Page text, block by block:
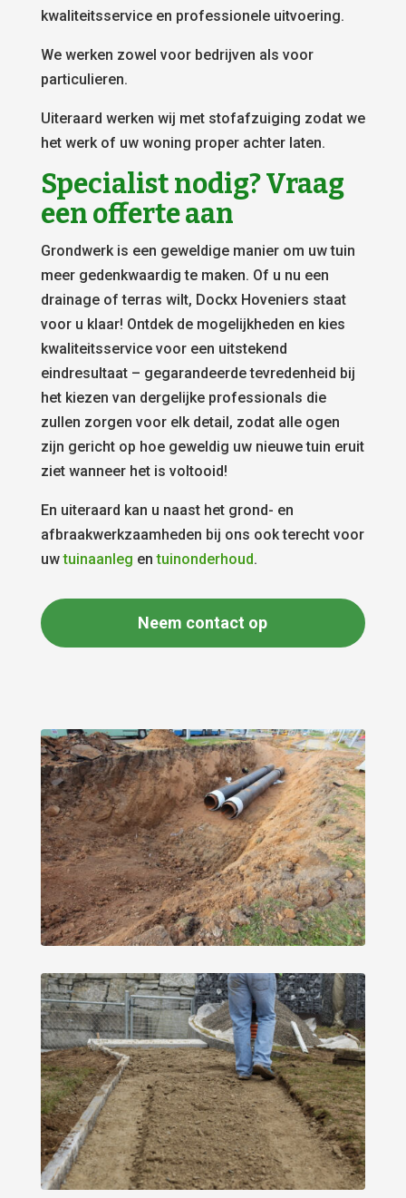
kwaliteitsservice en professionele uitvoering.
We werken zowel voor bedrijven als voor
particulieren.
Uiteraard werken wij met stofafzuiging zodat we
het werk of uw woning proper achter laten.
Specialist nodig? Vraag
een offerte aan
Grondwerk is een geweldige manier om uw tuin
meer gedenkwaardig te maken. Of u nu een
drainage of terras wilt, Dockx Hoveniers staat
voor u klaar! Ontdek de mogelijkheden en kies
kwaliteitsservice voor een uitstekend
eindresultaat – gegarandeerde tevredenheid bij
het kiezen van dergelijke professionals die
zullen zorgen voor elk detail, zodat alle ogen
zijn gericht op hoe geweldig uw nieuwe tuin eruit
ziet wanneer het is voltooid!
En uiteraard kan u naast het grond- en
afbraakwerkzaamheden bij ons ook terecht voor
uwtuinaanleg entuinonderhoud.
Neem contact op